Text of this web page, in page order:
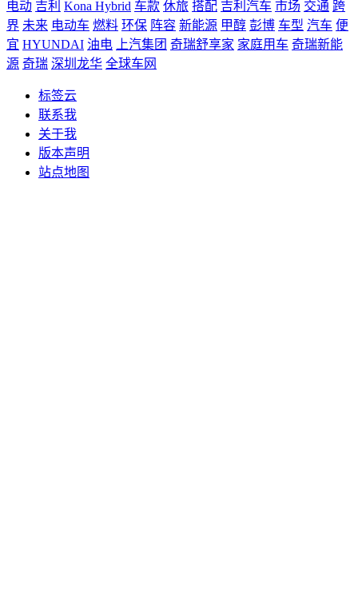
电动 吉利 Kona Hybrid 车款 休旅 搭配 吉利汽车 市场 交通 跨
界 未来 电动车 燃料 环保 阵容 新能源 甲醇 彭博 车型 汽车 便
宜 HYUNDAI 油电 上汽集团 奇瑞舒享家 家庭用车 奇瑞新能
源 奇瑞 深圳龙华 全球车网
标签云
联系我
关于我
版本声明
站点地图